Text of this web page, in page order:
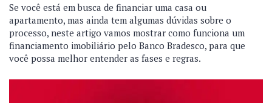
Se você está em busca de financiar uma casa ou
apartamento, mas ainda tem algumas dúvidas sobre o
processo, neste artigo vamos mostrar como funciona um
financiamento imobiliário pelo Banco Bradesco, para que
você possa melhor entender as fases e regras.